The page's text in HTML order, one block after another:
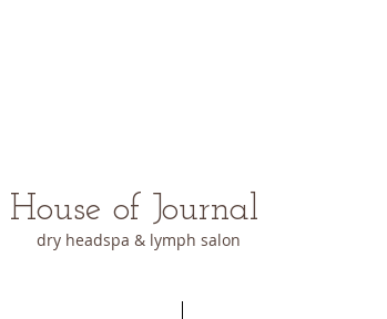
House of Journal
dry headspa & lymph salon